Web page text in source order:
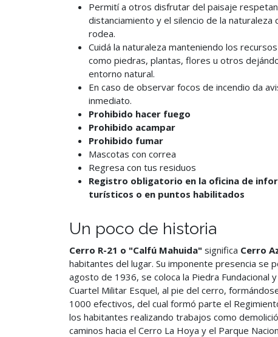
Permití a otros disfrutar del paisaje
distanciamiento y el silencio de la naturaleza
rodea.
Cuidá la naturaleza manteniendo los
como piedras, plantas, flores u otros
entorno natural.
En caso de observar focos de incendio da
inmediato.
Prohibido hacer fuego
Prohibido acampar
Prohibido fumar
Mascotas con correa
Regresa con tus residuos
Registro obligatorio en la oficina de
turísticos o en puntos habilitados
Un poco de historia
Cerro R-21 o "Calfú Mahuida" significa Cerro
habitantes del lugar. Su imponente presencia se
agosto de 1936, se coloca la Piedra Fundacional
Cuartel Militar Esquel, al pie del cerro,
1000 efectivos, del cual formó parte el
los habitantes realizando trabajos como
caminos hacia el Cerro La Hoya y el Parque